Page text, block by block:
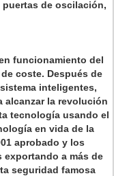
de oscilación,
funcionamiento del
coste. Después de
inteligentes,
alcanzar la revolución
tecnología usando el
en vida de la
aprobado y los
exportando a más de
seguridad famosa